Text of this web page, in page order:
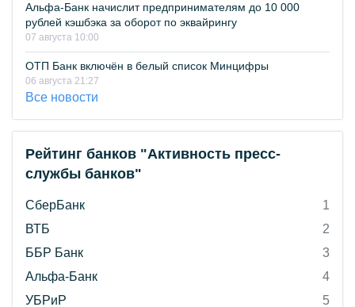
Альфа-Банк начислит предпринимателям до 10 000
рублей кэшбэка за оборот по эквайрингу
07 августа 10:00
ОТП Банк включён в белый список Минцифры
06 августа 21:27
Все новости
Рейтинг банков "Активность пресс-
службы банков"
СберБанк
1
ВТБ
2
ББР Банк
3
Альфа-Банк
4
УБРиР
5